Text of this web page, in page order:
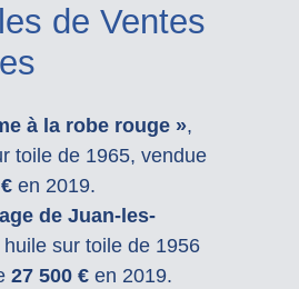
de Ventes
à la robe rouge »,
toile de 1965, vendue
en 2019.
de Juan-les-
huile sur toile de 1956
27 500 €en 2019.